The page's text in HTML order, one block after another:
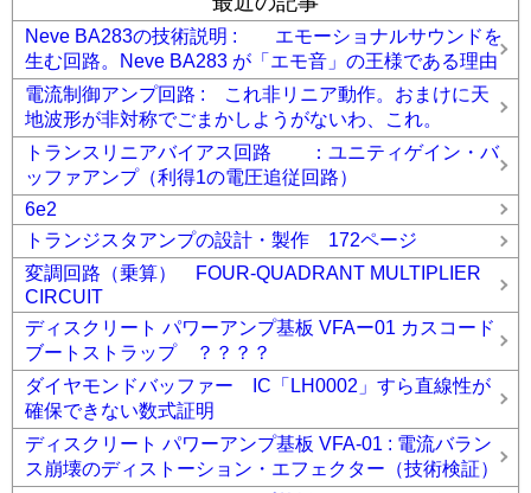
Neve BA283の技術説明 : エモーショナルサウンドを
生む回路。Neve BA283 が「エモ音」の王様である理由
電流制御アンプ回路 : これ非リニア動作。おまけに天
地波形が非対称でごまかしようがないわ、これ。
トランスリニアバイアス回路 ：ユニティゲイン・バ
ッファアンプ（利得1の電圧追従回路）
6e2
トランジスタアンプの設計・製作 172ページ
変調回路（乗算） FOUR-QUADRANT MULTIPLIER
CIRCUIT
ディスクリート パワーアンプ基板 VFAー01 カスコード
ブートストラップ ？？？？
ダイヤモンドバッファー IC「LH0002」すら直線性が
確保できない数式証明
ディスクリート パワーアンプ基板 VFA-01 : 電流バラン
ス崩壊のディストーション・エフェクター（技術検証）